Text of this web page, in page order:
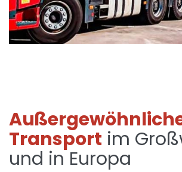
Transport im
und in Europa